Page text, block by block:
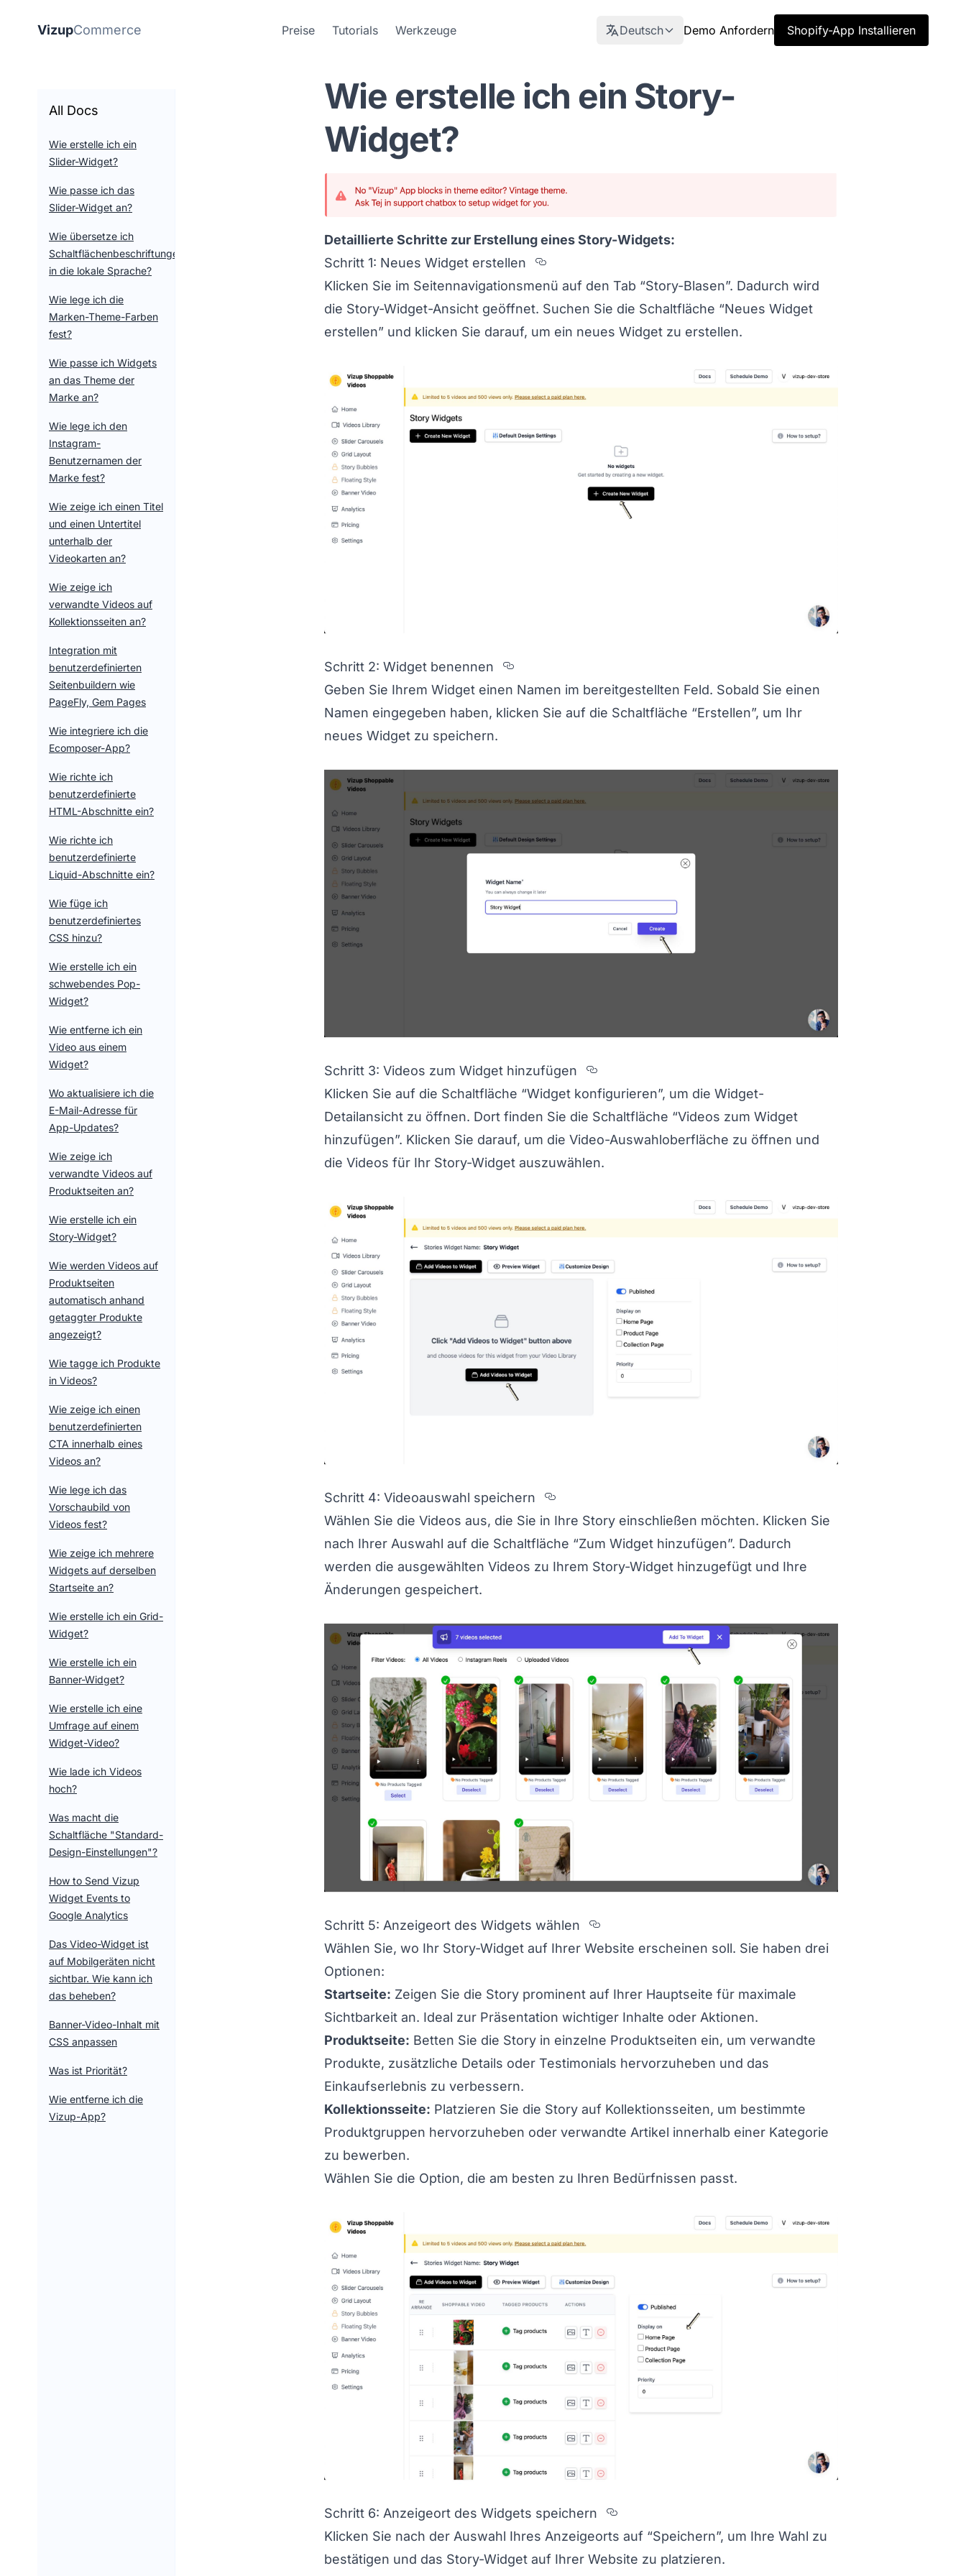
VizupCommerce Preise Tutorials Werkzeuge Deutsch Demo Anfordern Shopify-App Installieren
All Docs
Wie erstelle ich ein
Slider-Widget?
Wie passe ich das
Slider-Widget an?
Wie übersetze ich
Schaltflächenbeschriftungen
in die lokale Sprache?
Wie lege ich die
Marken-Theme-Farben
fest?
Wie passe ich Widgets
an das Theme der
Marke an?
Wie lege ich den
Instagram-
Benutzernamen der
Marke fest?
Wie zeige ich einen Titel
und einen Untertitel
unterhalb der
Videokarten an?
Wie zeige ich
verwandte Videos auf
Kollektionsseiten an?
Integration mit
benutzerdefinierten
Seitenbuildern wie
PageFly, Gem Pages
Wie integriere ich die
Ecomposer-App?
Wie richte ich
benutzerdefinierte
HTML-Abschnitte ein?
Wie richte ich
benutzerdefinierte
Liquid-Abschnitte ein?
Wie füge ich
benutzerdefiniertes
CSS hinzu?
Wie erstelle ich ein
schwebendes Pop-
Widget?
Wie entferne ich ein
Video aus einem
Widget?
Wo aktualisiere ich die
E-Mail-Adresse für
App-Updates?
Wie zeige ich
verwandte Videos auf
Produktseiten an?
Wie erstelle ich ein
Story-Widget?
Wie werden Videos auf
Produktseiten
automatisch anhand
getaggter Produkte
angezeigt?
Wie tagge ich Produkte
in Videos?
Wie zeige ich einen
benutzerdefinierten
CTA innerhalb eines
Videos an?
Wie lege ich das
Vorschaubild von
Videos fest?
Wie zeige ich mehrere
Widgets auf derselben
Startseite an?
Wie erstelle ich ein Grid-
Widget?
Wie erstelle ich ein
Banner-Widget?
Wie erstelle ich eine
Umfrage auf einem
Widget-Video?
Wie lade ich Videos
hoch?
Was macht die
Schaltfläche "Standard-
Design-Einstellungen"?
How to Send Vizup
Widget Events to
Google Analytics
Das Video-Widget ist
auf Mobilgeräten nicht
sichtbar. Wie kann ich
das beheben?
Banner-Video-Inhalt mit
CSS anpassen
Was ist Priorität?
Wie entferne ich die
Vizup-App?
Wie erstelle ich ein Story-
Widget?
Detaillierte Schritte zur Erstellung eines Story-Widgets:
Schritt 1: Neues Widget erstellen
Section titled Schritt%201%3A%20Neues%20Widget%20erstellen
Klicken Sie im Seitennavigationsmenü auf den Tab “Story-Blasen”. Dadurch wird
die Story-Widget-Ansicht geöffnet. Suchen Sie die Schaltfläche “Neues Widget
erstellen” und klicken Sie darauf, um ein neues Widget zu erstellen.
Schritt 2: Widget benennen
Section titled Schritt%202%3A%20Widget%20benennen
Geben Sie Ihrem Widget einen Namen im bereitgestellten Feld. Sobald Sie einen
Namen eingegeben haben, klicken Sie auf die Schaltfläche “Erstellen”, um Ihr
neues Widget zu speichern.
Schritt 3: Videos zum Widget hinzufügen
Section titled
Klicken Sie auf die Schaltfläche “Widget konfigurieren”, um die Widget-
Detailansicht zu öffnen. Dort finden Sie die Schaltfläche “Videos zum Widget
hinzufügen”. Klicken Sie darauf, um die Video-Auswahloberfläche zu öffnen und
die Videos für Ihr Story-Widget auszuwählen.
Schritt 4: Videoauswahl speichern
Section titled Schritt%204%3A%20Videoauswahl%20speichern
Wählen Sie die Videos aus, die Sie in Ihre Story einschließen möchten. Klicken Sie
nach Ihrer Auswahl auf die Schaltfläche “Zum Widget hinzufügen”. Dadurch
werden die ausgewählten Videos zu Ihrem Story-Widget hinzugefügt und Ihre
Änderungen gespeichert.
Schritt 5: Anzeigeort des Widgets wählen
Section titled
Wählen Sie, wo Ihr Story-Widget auf Ihrer Website erscheinen soll. Sie haben drei
Optionen:
Startseite: Zeigen Sie die Story prominent auf Ihrer Hauptseite für maximale
Sichtbarkeit an. Ideal zur Präsentation wichtiger Inhalte oder Aktionen.
Produktseite: Betten Sie die Story in einzelne Produktseiten ein, um verwandte
Produkte, zusätzliche Details oder Testimonials hervorzuheben und das
Einkaufserlebnis zu verbessern.
Kollektionsseite: Platzieren Sie die Story auf Kollektionsseiten, um bestimmte
Produktgruppen hervorzuheben oder verwandte Artikel innerhalb einer Kategorie
zu bewerben.
Wählen Sie die Option, die am besten zu Ihren Bedürfnissen passt.
Schritt 6: Anzeigeort des Widgets speichern
Section titled
Klicken Sie nach der Auswahl Ihres Anzeigeorts auf “Speichern”, um Ihre Wahl zu
bestätigen und das Story-Widget auf Ihrer Website zu platzieren.